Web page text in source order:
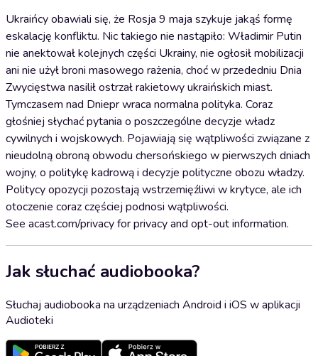
Ukraińcy obawiali się, że Rosja 9 maja szykuje jakąś formę
eskalację konfliktu. Nic takiego nie nastąpiło: Władimir Putin
nie anektował kolejnych części Ukrainy, nie ogłosił mobilizacji
ani nie użył broni masowego rażenia, choć w przededniu Dnia
Zwycięstwa nasilił ostrzał rakietowy ukraińskich miast.
Tymczasem nad Dniepr wraca normalna polityka. Coraz
głośniej słychać pytania o poszczególne decyzje władz
cywilnych i wojskowych. Pojawiają się wątpliwości związane z
nieudolną obroną obwodu chersońskiego w pierwszych dniach
wojny, o politykę kadrową i decyzje polityczne obozu władzy.
Politycy opozycji pozostają wstrzemięźliwi w krytyce, ale ich
otoczenie coraz częściej podnosi wątpliwości.
See acast.com/privacy for privacy and opt-out information.
Jak słuchać audiobooka?
Słuchaj audiobooka na urządzeniach Android i iOS w aplikacji
Audioteki